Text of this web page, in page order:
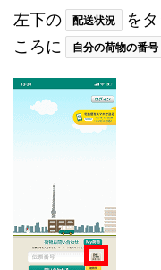
左下の 配送状況
を
ころに
自分の荷物の番号